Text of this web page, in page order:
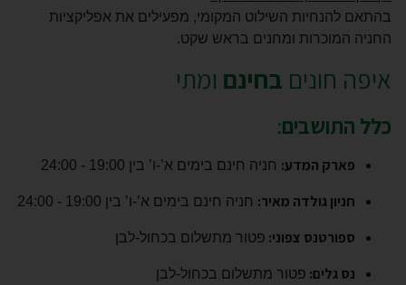
בהתאם להנחיות השילוט המקומי, מפעילים את אפליקציות
החניה המוכרות ומחנים בראש שקט.
איפה חונים בחינם ומתי
כלל התושבים:
פארק המדע: חניה חינם בימים א’-ו’ בין 19:00 - 24:00
חניון גולדה מאיר: חניה חינם בימים א’-ו’ בין 19:00 - 24:00
ספורטנס צפוני: פטור מתשלום בכחול-לבן
נס גלים: פטור מתשלום בכחול-לבן